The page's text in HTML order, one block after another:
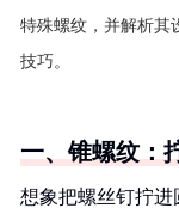
特殊螺纹，并解析其
技巧。
一、锥螺纹：
想象把螺丝钉拧